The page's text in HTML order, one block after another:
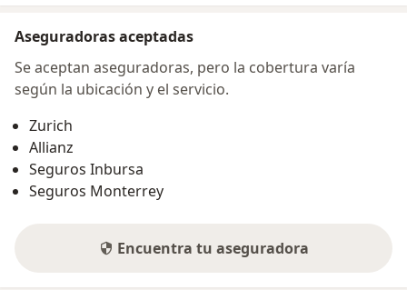
Aseguradoras aceptadas
Se aceptan aseguradoras, pero la cobertura varía
según la ubicación y el servicio.
Zurich
Allianz
Seguros Inbursa
Seguros Monterrey
Encuentra tu aseguradora